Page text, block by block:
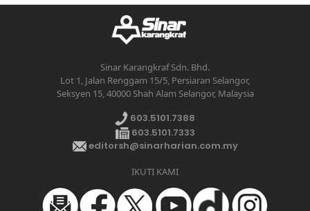
Sinar Karangkraf Sdn. Bhd.
Lot 1, Jalan Renggam 15/5, Persiaran Selangor,
Seksyen 15, 40000 Shah Alam Selangor, Malaysia
603.5101.7388
603.5101.7333
editorsh@sinarharian.com.my
IKUTI KAMI